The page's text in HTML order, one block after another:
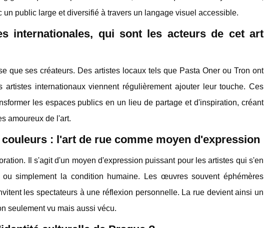
public large et diversifié à travers un langage visuel accessible.
internationales, qui sont les acteurs de cet art
que ses créateurs. Des artistes locaux tels que Pasta Oner ou Tron ont
internationaux viennent régulièrement ajouter leur touche. Ces
les espaces publics en un lieu de partage et d'inspiration, créant
amoureux de l'art.
: l'art de rue comme moyen d'expression
Il s'agit d'un moyen d'expression puissant pour les artistes qui s'en
simplement la condition humaine. Les œuvres souvent éphémères
les spectateurs à une réflexion personnelle. La rue devient ainsi un
seulement vu mais aussi vécu.